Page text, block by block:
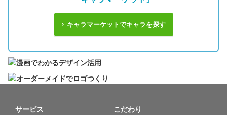
キャラマーケットでキャラを探す
サービス こだわり